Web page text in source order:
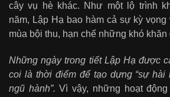
cây vụ hè khác. Như một lộ trình
năm, Lập Hạ bao hàm cả sự kỳ
mùa bội thu, hạn chế những khó khăn
Những ngày trong tiết Lập Hạ được
coi là thời điểm để tạo dựng “sự hài
ngũ hành”. Vì vậy, những hoạt